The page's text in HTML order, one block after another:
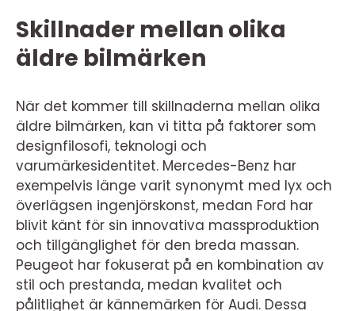
Skillnader mellan olika
äldre bilmärken
När det kommer till skillnaderna mellan olika
äldre bilmärken, kan vi titta på faktorer som
designfilosofi, teknologi och
varumärkesidentitet. Mercedes-Benz har
exempelvis länge varit synonymt med lyx och
överlägsen ingenjörskonst, medan Ford har
blivit känt för sin innovativa massproduktion
och tillgänglighet för den breda massan.
Peugeot har fokuserat på en kombination av
stil och prestanda, medan kvalitet och
pålitlighet är kännemärken för Audi. Dessa